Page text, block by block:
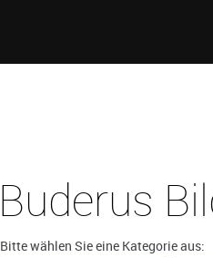
Buderus
Bitte wählen Sie eine Kategorie aus:
Apps
Produkte